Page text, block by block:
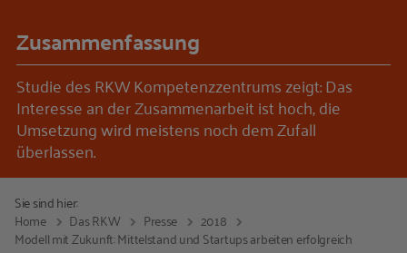
Zusammenfassung
Studie des RKW Kompetenzzentrums zeigt: Das
Interesse an der Zusammenarbeit ist hoch, die
Umsetzung wird meistens noch dem Zufall
überlassen.
Sie sind hier:
Home
Das RKW Presse
2018
Modell mit Zukunft: Mittelstand und Startups arbeiten erfolgreich